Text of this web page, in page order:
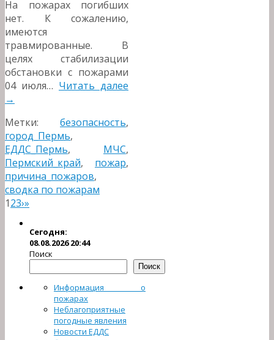
На пожарах погибших
нет. К сожалению,
имеются
травмированные. В
целях стабилизации
обстановки с пожарами
04 июля… Читать далее
→
Метки: безопасность,
город_Пермь,
ЕДДС_Пермь, МЧС,
Пермский_край, пожар,
причина_пожаров,
сводка по пожарам
123›»
Сегодня:
08.08.2026 20:44
Поиск
Поиск
Информация о
пожарах
Неблагоприятные
погодные явления
Новости ЕДДС